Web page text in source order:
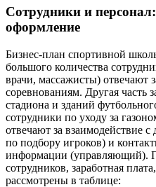
Сотрудники и
оформление
Бизнес-план спортивной
большого количества
врачи, массажисты) отвечают
соревнованиям. Другая часть
стадиона и зданий
сотрудники по уходу за
отвечают за взаимодействие
по подбору игроков) и
информации (управляющий).
сотрудников, заработная
рассмотрены в таблице: